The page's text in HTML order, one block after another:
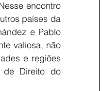
encontro
países da
e Pablo
valiosa, não
e regiões
de Direito do